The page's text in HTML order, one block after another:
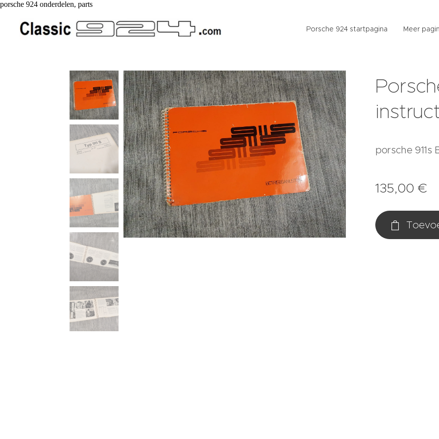
porsche 924 onderdelen, parts
Porsche 924 startpagina Meer
porsche 911s
135,00 €